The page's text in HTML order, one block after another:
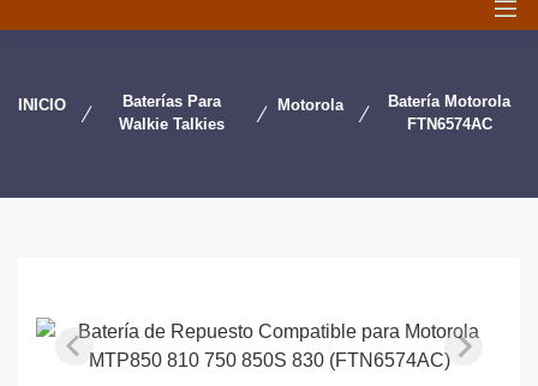
INICIO
Baterías Para
Walkie Talkies
Motorola
Batería Motorola
FTN6574AC